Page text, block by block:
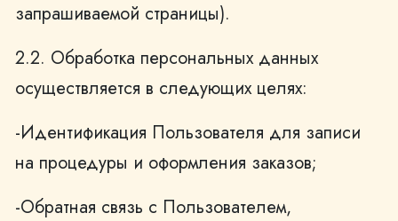
запрашиваемой страницы).
2.2. Обработка персональных данных
осуществляется в следующих целях:
-Идентификация Пользователя для записи
на процедуры и оформления заказов;
-Обратная связь с Пользователем,